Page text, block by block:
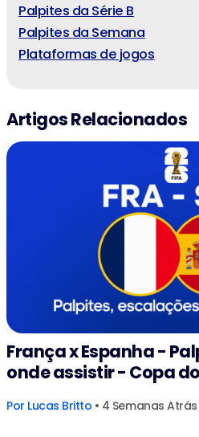
Palpites da Série B
Palpites da Semana
Plataformas de jogos
Artigos Relacionados
França x Espanha -
onde assistir - Copa
Por Lucas Britto • 4 Semanas Atrás